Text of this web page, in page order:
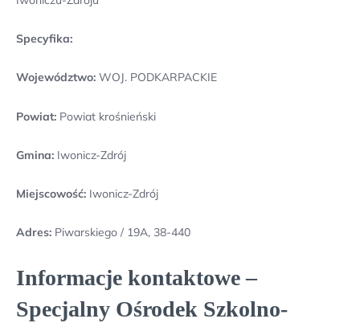
Specyfika:
Województwo: WOJ. PODKARPACKIE
Powiat: Powiat krośnieński
Gmina: Iwonicz-Zdrój
Miejscowość: Iwonicz-Zdrój
Adres: Piwarskiego / 19A, 38-440
Informacje kontaktowe –
Specjalny Ośrodek Szkolno-